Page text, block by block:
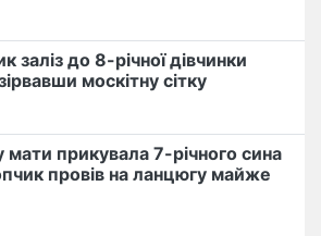
заліз до 8-річної дівчинки
москітну сітку
прикувала 7-річного сина
провів на ланцюгу майже